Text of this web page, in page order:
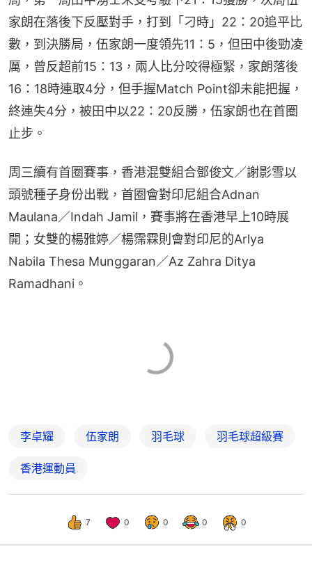
家朗在落後下反壓對手，打到「刁時」22：20追平比
數，到決勝局，伍家朗一度領先11：5，但田中後勁凌
厲，曾反超前15：13，兩人比分咬得極緊，家朗落後
16：18時連取4分，但手握Match Point卻未能把握，
終連失4分，被田中以22：20反勝，伍家朗也在首圈
止步。
周三續有首圈賽事，香港混雙組合鄧俊文／謝影雪以
頭號種子身份出戰，首圈會對印尼組合Adnan
Maulana／Indah Jamil，賽事將在香港早上10時展
開；女雙的楊雅婷／楊霈霖則會對印尼的Arlya
Nabila Thesa Munggaran／Az Zahra Ditya
Ramadhani。
李卓耀 伍家朗 羽毛球 羽毛球超級賽
香港運動員
7 0 0 0 0